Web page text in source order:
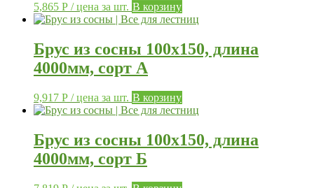
5,865 Р / цена за шт. В корзину
Брус из сосны 100х150, длина
4000мм, сорт А
9,917 Р / цена за шт. В корзину
Брус из сосны 100х150, длина
4000мм, сорт Б